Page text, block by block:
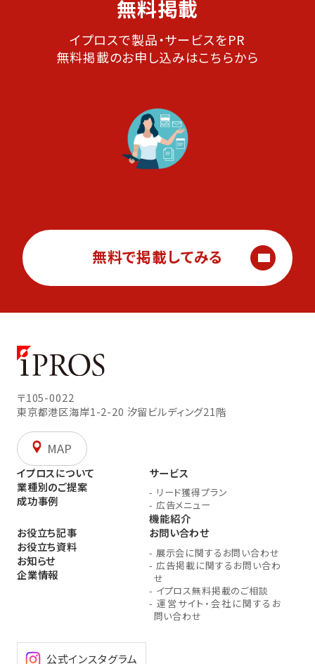
無料掲載
イプロスで製品・サービスをPR
無料掲載のお申し込みはこちらから
無料で掲載してみる
〒105-0022
東京都港区海岸1-2-20 汐留ビルディング21階
MAP
イプロスについて
業種別のご提案
成功事例
サービス
- リード獲得プラン
- 広告メニュー
機能紹介
お役立ち記事
お役立ち資料
お知らせ
企業情報
お問い合わせ
- 展示会に関するお問い合わせ
- 広告掲載に関するお問い合わ
せ
- イプロス無料掲載のご相談
- 運営サイト・会社に関するお
問い合わせ
公式インスタグラム